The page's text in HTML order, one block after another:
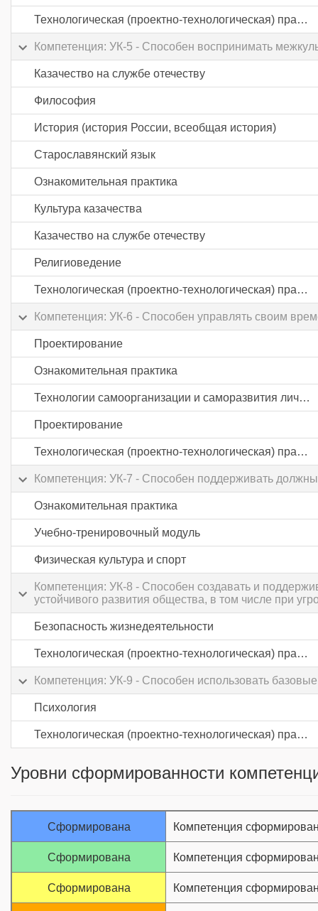
Технологическая (проектно-технологическая) практика
Компетенция: УК-5 - Способен воспринимать
Казачество на службе отечеству
Философия
История (история России, всеобщая история)
Старославянский язык
Ознакомительная практика
Культура казачества
Казачество на службе отечеству
Религиоведение
Технологическая (проектно-технологическая) практика
Компетенция: УК-6 - Способен управлять своим
Проектирование
Ознакомительная практика
Технологии самоорганизации и саморазвития личности
Проектирование
Технологическая (проектно-технологическая) практика
Компетенция: УК-7 - Способен поддерживать
Ознакомительная практика
Учебно-тренировочный модуль
Физическая культура и спорт
Компетенция: УК-8 - Способен создавать и
устойчивого развития общества, в том числе при
Безопасность жизнедеятельности
Технологическая (проектно-технологическая) практика
Компетенция: УК-9 - Способен использовать
Психология
Технологическая (проектно-технологическая) практика
Уровни сформированности
Сформирована
Компетенция
Сформирована
Компетенция
Сформирована
Компетенция